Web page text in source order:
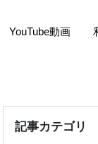
YouTube動画
記事カテゴリ